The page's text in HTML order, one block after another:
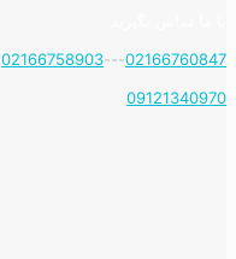
02166760847
---
02166758903
09121340970